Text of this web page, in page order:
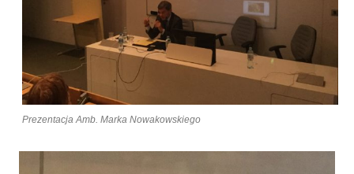
Prezentacja Amb. Marka Nowakowskiego